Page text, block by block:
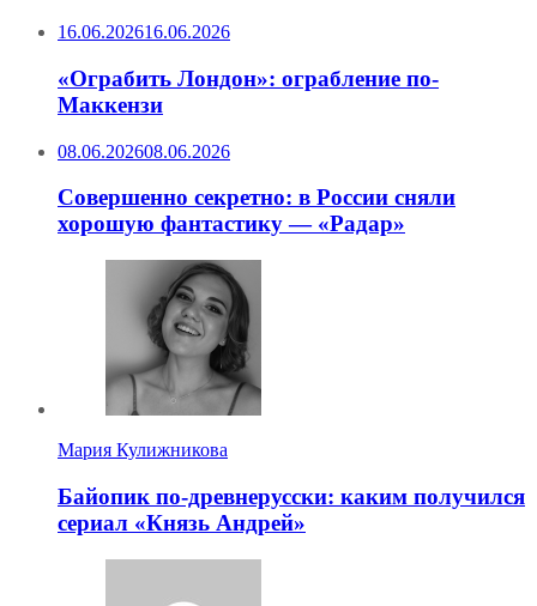
16.06.202616.06.2026
«Ограбить Лондон»: ограбление по-
Маккензи
08.06.202608.06.2026
Совершенно секретно: в России сняли
хорошую фантастику — «Радар»
Мария Кулижникова
Байопик по-древнерусски: каким получился
сериал «Князь Андрей»